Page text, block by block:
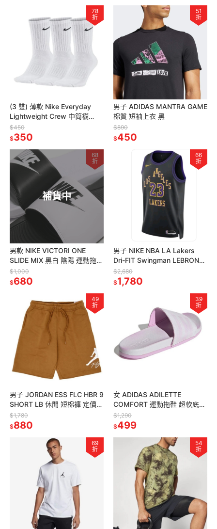
78
折
(3 雙) 薄款 Nike Everyday
Lightweight Crew 中筒襪
SX7676-100
$450
$350
51
折
男子 ADIDAS MANTRA GAME
棉質 短袖上衣 黑
$890
$450
補貨中
68
折
男款 NIKE VICTORI ONE
SLIDE MIX 黑白 陰陽 運動拖鞋
定價1000
$1,000
$680
66
折
男子 NIKE NBA LA Lakers
Dri-FIT Swingman LEBRON
湖人隊
$2,680
$1,780
49
折
男子 JORDAN ESS FLC HBR 9
SHORT LB 休閒 短棉褲 定價
1780
$1,780
$880
39
折
女 ADIDAS ADILETTE
COMFORT 運動拖鞋 超軟底
淺紫色 FZ4878 定價1290
$1,290
$499
69
折
54
折